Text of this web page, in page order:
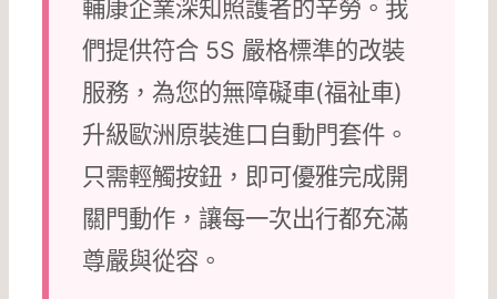
輔康企業深知照護者的辛勞。我
們提供符合 5S 嚴格標準的改裝
服務，為您的無障礙車(福祉車)
升級歐洲原裝進口自動門套件。
只需輕觸按鈕，即可優雅完成開
關門動作，讓每一次出行都充滿
尊嚴與從容。